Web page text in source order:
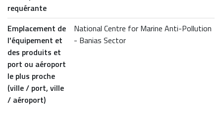
requérante
Emplacement de
l'équipement et
des produits et
port ou aéroport
le plus proche
(ville / port, ville
/ aéroport)
National Centre for Marine Anti-Pollution
- Banias Sector